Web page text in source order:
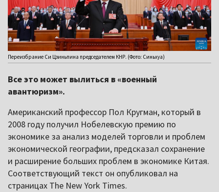
Переизбрание Си Цзиньпина председателем КНР. (Фото: Синьхуа)
Все это может вылиться в «военный
авантюризм».
Американский профессор Пол Кругман, который в
2008 году получил Нобелевскую премию по
экономике за анализ моделей торговли и проблем
экономической географии, предсказал сохранение
и расширение больших проблем в экономике Китая.
Соответствующий текст он опубликовал на
страницах The New York Times.